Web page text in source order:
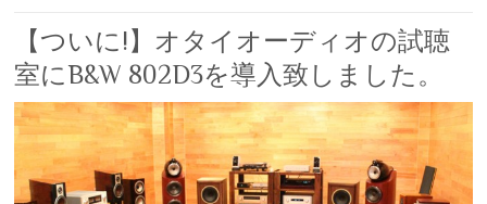
【ついに!】オタイオーディオの試聴
室にB&W 802D3を導入致しました。